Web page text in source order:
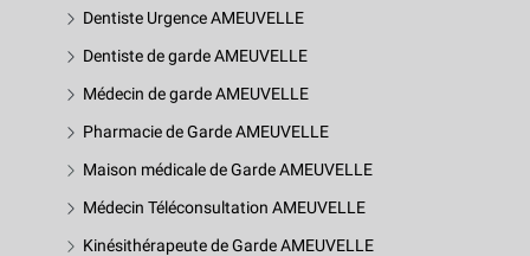
Dentiste Urgence AMEUVELLE
Dentiste de garde AMEUVELLE
Médecin de garde AMEUVELLE
Pharmacie de Garde AMEUVELLE
Maison médicale de Garde AMEUVELLE
Médecin Téléconsultation AMEUVELLE
Kinésithérapeute de Garde AMEUVELLE